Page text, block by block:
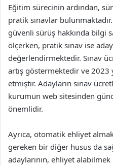
Eğitim sürecinin ardından,
pratik sınavlar bulunmaktadır.
güvenli sürüş hakkında bilgi
ölçerken, pratik sınav ise
değerlendirmektedir. Sınav
artış göstermektedir ve 2023
etmiştir. Adayların sınav
kurumun web sitesinden
önemlidir.
Ayrıca, otomatik ehliyet
gereken bir diğer husus da
adaylarının, ehliyet